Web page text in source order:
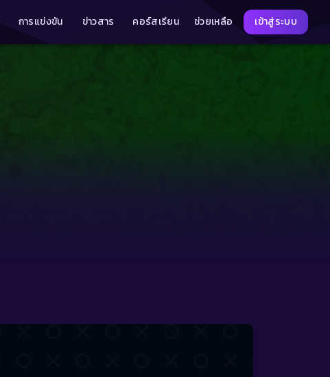
การแข่งขัน ข่าวสาร คอร์สเรียน ช่วยเหลือ เข้าสู่ระบบ